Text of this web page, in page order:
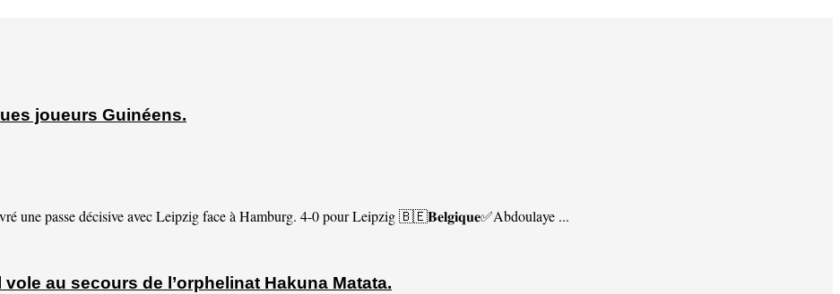
joueurs Guinéens.
une passe décisive avec Leipzig face à Hamburg. 4-0 pour Leipzig 🇧🇪𝐁𝐞𝐥𝐠𝐢𝐪𝐮𝐞✅Abdoulaye ...
au secours de l’orphelinat Hakuna Matata.